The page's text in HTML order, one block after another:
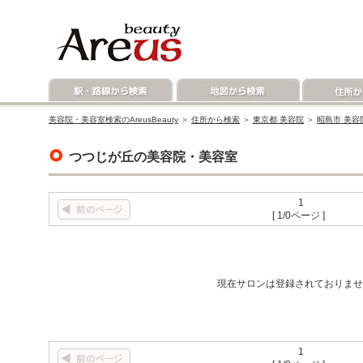
美容院・美容室検索のAreusBeauty ＞ 住所から検索 ＞ 東京都 美容院 ＞ 昭島市 美容
つつじが丘の美容院・美容室
1
[ 1/0ページ ]
現在サロンは登録されておりま
1